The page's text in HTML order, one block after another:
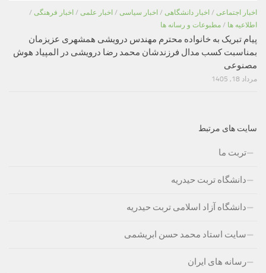
اخبار اجتماعی / اخبار دانشگاهی / اخبار سیاسی / اخبار علمی / اخبار فرهنگی /
اطلاعیه ها / مطبوعات و رسانه ها
پیام تبریک به خانواده محترم مهندس درویشی همشهری عزیزمان
بمناسبت کسب مدال فرزندشان محمد رضا درویشی در المپیاد هوش
مصنوعی
مرداد 18, 1405
سایت های مرتبط
تربت ما
دانشگاه تربت حیدریه
دانشگاه آزاد اسلامی تربت حیدریه
سایت استاد محمد حسن ابریشمی
رسانه های ایران